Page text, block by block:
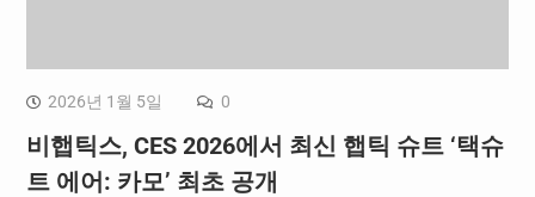
2026년 1월 5일 0
비햅틱스, CES 2026에서 최신 햅틱 슈트 ‘택슈
트 에어: 카모’ 최초 공개